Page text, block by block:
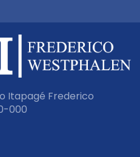
Itapagé Frederico
000